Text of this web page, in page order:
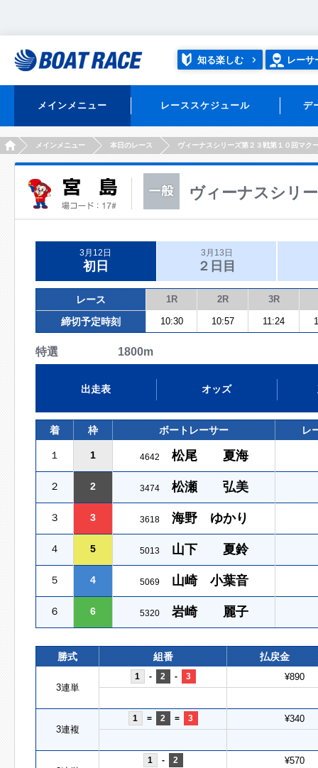
知る楽しむ レーサ
メインメニュー レーススケジュール デ
HOMEメインメニュー 本日のレース ヴィーナスシリーズ第２３戦第１０回マク
ヴィーナスシリ
3月12日
初日
3月13日
２日目
レース 1R 2R 3R
締切予定時刻 10:30 10:57 11:24
特選 1800m
出走表 オッズ
着 枠 ボートレーサー レ
１ 1 4642 松尾 夏海
２ 2 3474 松瀬 弘美
３ 3 3618 海野 ゆかり
４ 5 5013 山下 夏鈴
５ 4 5069 山崎 小葉音
６ 6 5320 岩崎 麗子
勝式 組番 払戻金
3連単
1 - 2 - 3 ¥890
3連複
1 = 2 = 3 ¥340
1 - 2 ¥570